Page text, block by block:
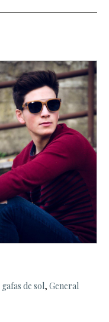
gafas de sol, General